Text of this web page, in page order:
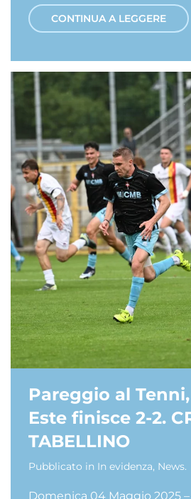
CONTINUA A LEGGERE
Pareggio al
Este finisce 2-2.
TABELLINO
Pubblicato in In evidenza, News.
Domenica 04 Maggio 2025